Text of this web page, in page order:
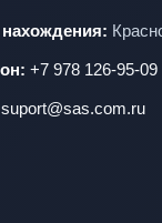
+7 978 126-95-09
suport@sas.com.ru